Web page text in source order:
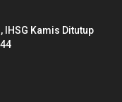
Kamis Ditutup